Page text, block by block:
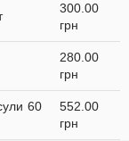
300.00
грн
280.00
грн
60
552.00
грн